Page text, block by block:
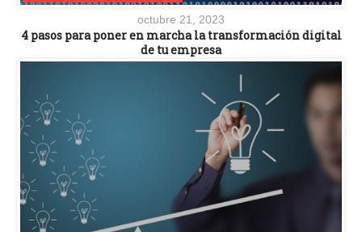
octubre 21, 2023
4 pasos para poner en marcha la transformación digital
de tu empresa